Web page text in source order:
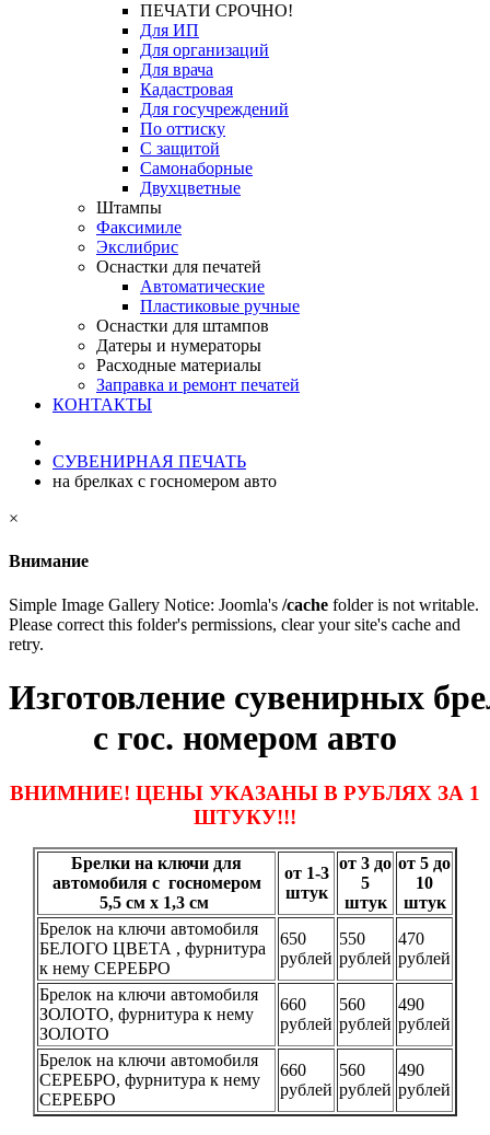
ПЕЧАТИ СРОЧНО!
Для ИП
Для организаций
Для врача
Кадастровая
Для госучреждений
По оттиску
С защитой
Самонаборные
Двухцветные
Штампы
Факсимиле
Экслибрис
Оснастки для печатей
Автоматические
Пластиковые ручные
Оснастки для штампов
Датеры и нумераторы
Расходные материалы
Заправка и ремонт печатей
КОНТАКТЫ
СУВЕНИРНАЯ ПЕЧАТЬ
на брелках с госномером авто
×
Внимание
Simple Image Gallery Notice: Joomla's /cache folder is not writable.
Please correct this folder's permissions, clear your site's cache and
retry.
Изготовление сувенирных
с гос. номером авто
ВНИМНИЕ! ЦЕНЫ УКАЗАНЫ В РУБЛЯХ ЗА 1
ШТУКУ!!!
Брелки на ключи для
автомобиля с госномером
5,5 см х 1,3 см
от 1-3
штук
от 3 до
5
штук
от 5 до
10
штук
Брелок на ключи автомобиля
БЕЛОГО ЦВЕТА , фурнитура
к нему СЕРЕБРО
650
рублей
550
рублей
470
рублей
Брелок на ключи автомобиля
ЗОЛОТО, фурнитура к нему
ЗОЛОТО
660
рублей
560
рублей
490
рублей
Брелок на ключи автомобиля
СЕРЕБРО, фурнитура к нему
СЕРЕБРО
660
рублей
560
рублей
490
рублей